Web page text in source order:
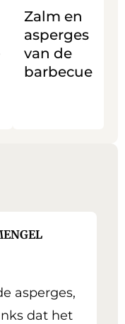
Zalm en
asperges
van de
barbecue
en
asperges
van
de
asperges,
dat het